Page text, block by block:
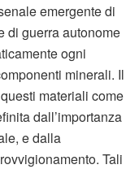
emergente di
di guerra autonome
ogni
minerali. Il
materiali come
dall’importanza
e dalla
Tali